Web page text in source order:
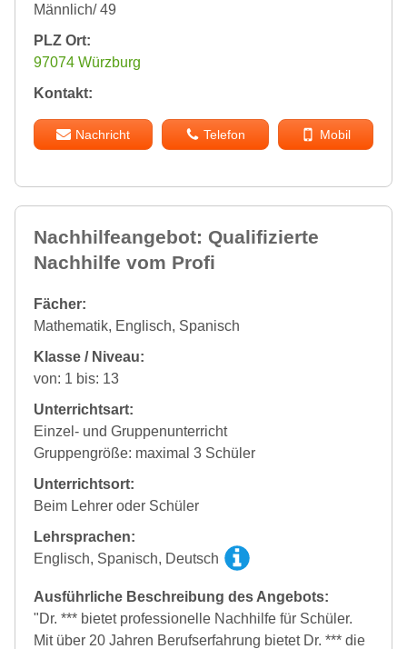
Männlich/ 49
PLZ Ort:
97074 Würzburg
Kontakt:
Nachricht Telefon Mobil
Nachhilfeangebot: Qualifizierte
Nachhilfe vom Profi
Fächer:
Mathematik, Englisch, Spanisch
Klasse / Niveau:
von: 1 bis: 13
Unterrichtsart:
Einzel- und Gruppenunterricht
Gruppengröße: maximal 3 Schüler
Unterrichtsort:
Beim Lehrer oder Schüler
Lehrsprachen:
Englisch, Spanisch, Deutsch
Ausführliche Beschreibung des Angebots:
"Dr. *** bietet professionelle Nachhilfe für Schüler.
Mit über 20 Jahren Berufserfahrung bietet Dr. *** die